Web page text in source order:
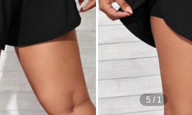
1 / 5